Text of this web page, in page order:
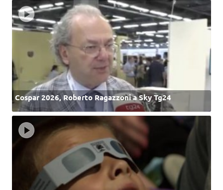
Cospar 2026, Roberto Ragazzoni a Sky Tg24